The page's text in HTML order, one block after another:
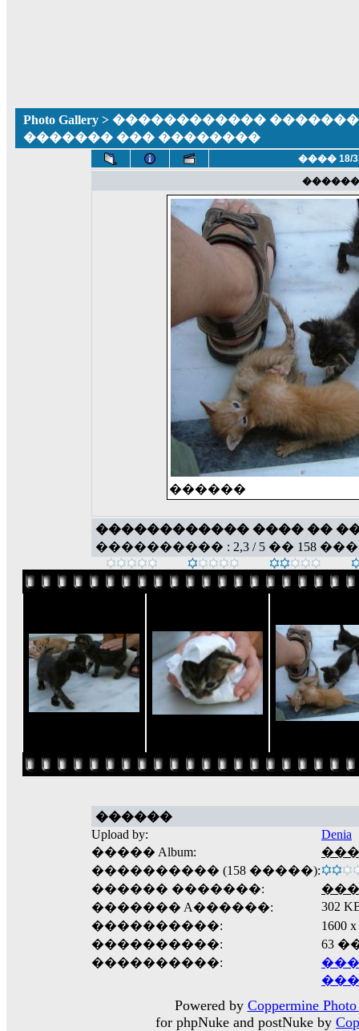
Photo Gallery > ������������ ��������
������� ��� ��������
���� 18/
������
������
������������ ���� ��
���������� : 2,3 / 5 �� 158
������
Upload by:
Denia
����� Album:
���������� (158 �����):
������ �������:
������� A������:
302
����������:
1600
����������:
63
����������:
Powered by Coppermine
for phpNuke and postNuke by